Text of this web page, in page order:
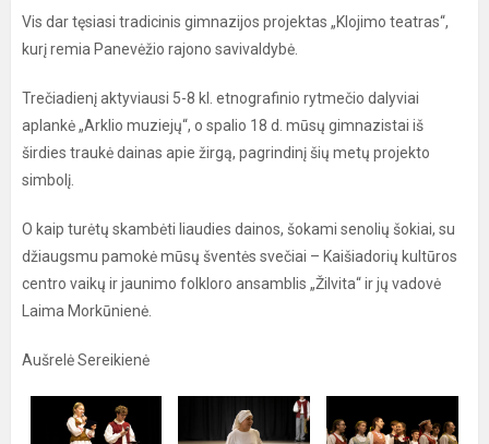
Vis dar tęsiasi tradicinis gimnazijos projektas „Klojimo teatras“,
kurį remia Panevėžio rajono savivaldybė.
Trečiadienį aktyviausi 5-8 kl. etnografinio rytmečio dalyviai
aplankė „Arklio muziejų“, o spalio 18 d. mūsų gimnazistai iš
širdies traukė dainas apie žirgą, pagrindinį šių metų projekto
simbolį.
O kaip turėtų skambėti liaudies dainos, šokami senolių šokiai, su
džiaugsmu pamokė mūsų šventės svečiai – Kaišiadorių kultūros
centro vaikų ir jaunimo folkloro ansamblis „Žilvita“ ir jų vadovė
Laima Morkūnienė.
Aušrelė Sereikienė